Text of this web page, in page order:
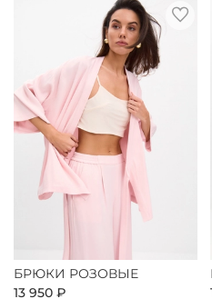
БРЮКИ РОЗОВЫЕ
13 950 ₽